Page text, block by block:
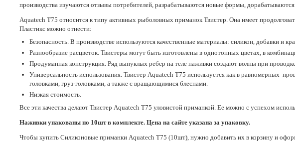
производства изучаются отзывы потребителей, разрабатываются новые формы,
Aquatech Т75 относится к типу активных рыболовных приманок Твистер. Она имеет
Пластикс можно отнести:
Безопасность. В производстве используются качественные материалы: силикон, добавки и
Разнообразие расцветок. Твистеры могут быть изготовлены в однотонных цветах, в
Продуманная конструкция. Ряд выпуклых ребер на теле наживки создают волны при
Универсальность использования. Твистер Aquatech Т75 используется как в равномерных
головками, груз-головками, а также с вращающимися блеснами.
Низкая стоимость.
Все эти качества делают Твистер Aquatech Т75 уловистой приманкой. Ее можно с успехом
Наживки упакованы по 10шт в комплекте. Цена на сайте указана за упаковку.
Чтобы купить Силиконовые приманки Aquatech Т75 (10шт), нужно добавить их в корзину и